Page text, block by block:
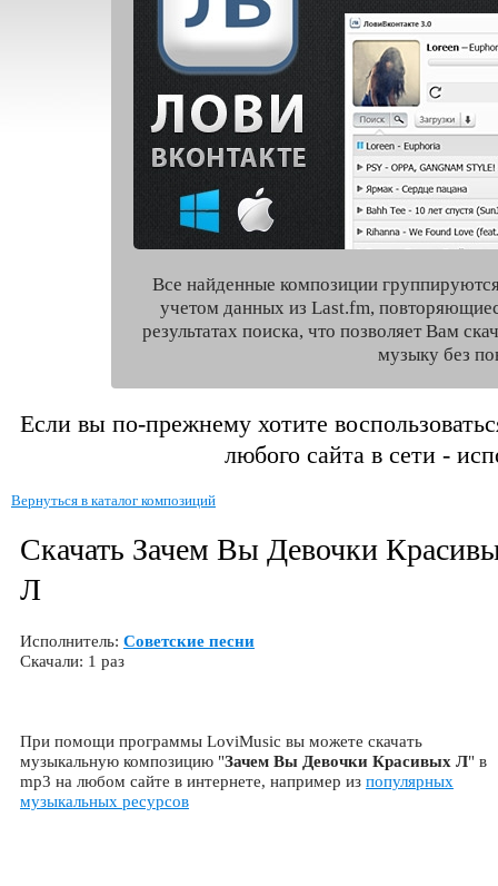
Все найденные композиции
учетом данных из Last.fm,
результатах поиска, что позволяет Вам
музыку без
Если вы по-прежнему хотите
любого сайта в сети -
Вернуться в каталог композиций
Скачать Зачем Вы Девочки
Л
Исполнитель: Советские песни
Скачали: 1 раз
При помощи программы LoviMusic вы можете скачать
музыкальную композицию "Зачем Вы Девочки Красивых Л" в
mp3 на любом сайте в интернете, например из популярных
музыкальных ресурсов